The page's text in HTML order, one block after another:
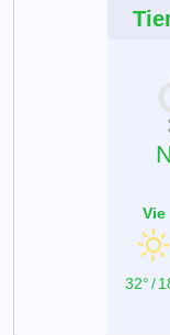
Vie
32°/